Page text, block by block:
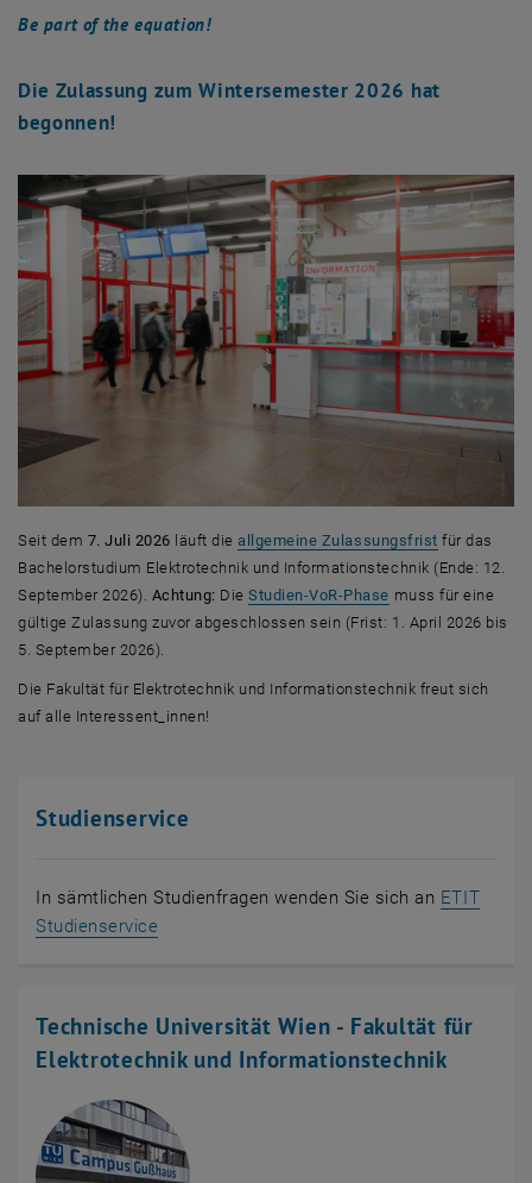
Be part of the equation!
Die Zulassung zum Wintersemester 2026 hat
begonnen!
Seit dem 7. Juli 2026 läuft dieallgemeine Zulassungsfrist, öffnet in
für das
Bachelorstudium Elektrotechnik und Informationstechnik (Ende: 12.
September 2026). Achtung: DieStudien-VoR-Phase , öffnet eine
muss für eine
gültige Zulassung zuvor abgeschlossen sein (Frist: 1. April 2026 bis
5. September 2026).
Die Fakultät für Elektrotechnik und Informationstechnik freut sich
auf alle Interessent_innen!
Studienservice
In sämtlichen Studienfragen wenden Sie sich an ETIT
Studienservice
Technische Universität Wien - Fakultät für
Elektrotechnik und Informationstechnik